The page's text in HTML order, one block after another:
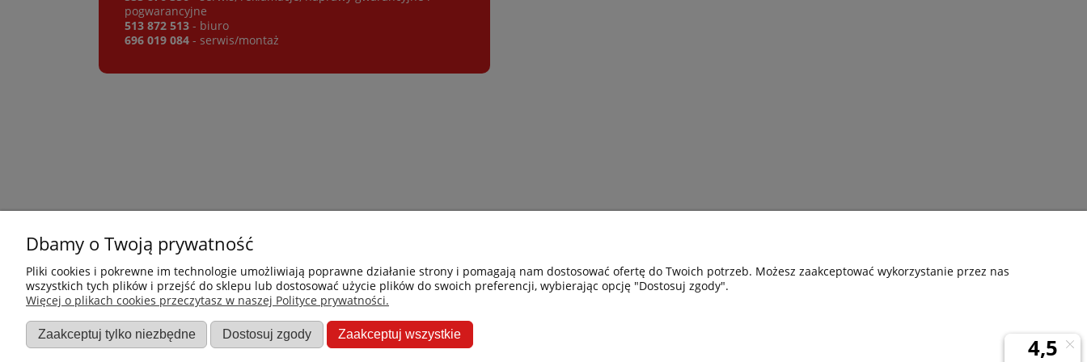
pogwarancyjne
513 872 513 - biuro
696 019 084 - serwis/montaż
Jak kupować?
Nowości
Dane firmy
Facebook
Ceneo
Twoje zamówienia
Dbamy o Twoją prywatność
Pliki cookies i pokrewne im technologie umożliwiają poprawne działanie strony i pomagają nam dostosować ofertę do Twoich potrzeb. Możesz zaakceptować wykorzystanie przez nas
wszystkich tych plików i przejść do sklepu lub dostosować użycie plików do swoich preferencji, wybierając opcję "Dostosuj zgody".
Więcej o plikach cookies przeczytasz w naszej Polityce prywatności.
Zaakceptuj tylko niezbędne Dostosuj zgody Zaakceptuj wszystkie